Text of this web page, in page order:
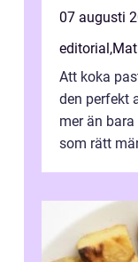
07 augusti
editorial,
Att koka
den perfekt
mer än
som rätt